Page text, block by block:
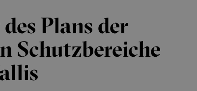
Plans der
Schutzbereiche